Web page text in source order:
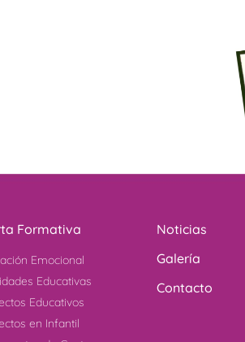
Formativa
Emocional
Educativas
Educativos
en Infantil
Noticias
Galería
Contacto